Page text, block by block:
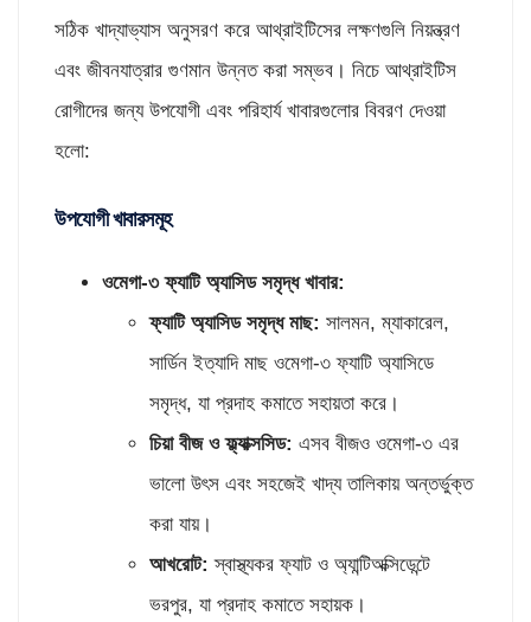
সঠিক খাদ্যাভ্যাস অনুসরণ করে আথ্রাইটিসের লক্ষণগুলি নিয়ন্ত্রণ
এবং জীবনযাত্রার গুণমান উন্নত করা সম্ভব। নিচে আথ্রাইটিস
রোগীদের জন্য উপযোগী এবং পরিহার্য খাবারগুলোর বিবরণ দেওয়া
হলো:
উপযোগী খাবারসমূহ
ওমেগা-৩ ফ্যাটি অ্যাসিড সমৃদ্ধ খাবার:
ফ্যাটি অ্যাসিড সমৃদ্ধ মাছ: সালমন, ম্যাকারেল,
সার্ডিন ইত্যাদি মাছ ওমেগা-৩ ফ্যাটি অ্যাসিডে
সমৃদ্ধ, যা প্রদাহ কমাতে সহায়তা করে।
চিয়া বীজ ও ফ্ল্যাক্সসিড: এসব বীজও ওমেগা-৩ এর
ভালো উৎস এবং সহজেই খাদ্য তালিকায় অন্তর্ভুক্ত
করা যায়।
আখরোট: স্বাস্থ্যকর ফ্যাট ও অ্যান্টিঅক্সিডেন্টে
ভরপুর, যা প্রদাহ কমাতে সহায়ক।